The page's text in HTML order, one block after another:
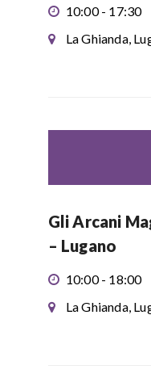
10:00 - 17:30
La Ghianda,
Gli Arcani
– Lugano
10:00 - 18:00
La Ghianda,